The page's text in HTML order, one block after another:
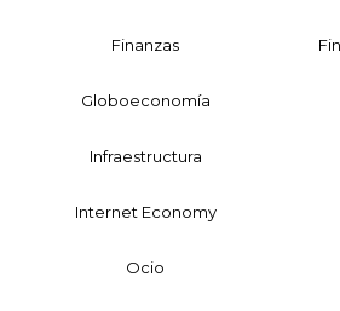
Finanzas
Globoeconomía
Infraestructura
Internet Economy
Ocio